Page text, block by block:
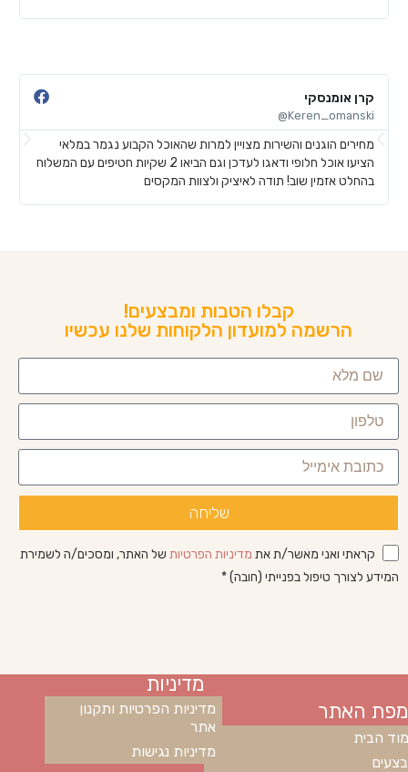
קרן אומנסקי
Keren_omanski@
מחירים הוגנים והשירות מצויין למרות שהאוכל הקבוע נגמר במלאי
הציעו אוכל חלופי ודאגו לעדכן וגם הביאו 2 שקיות חטיפים עם המשלוח
בהחלט אזמין שוב! תודה לאיציק ולצוות המקסים
קבלו הטבות ומבצעים!
הרשמה למועדון הלקוחות שלנו עכשיו
שליחה
קראתי ואני מאשר/ת את מדיניות הפרטיות של האתר, ומסכים/ה לשמירת
המידע לצורך טיפול בפנייתי (חובה) *
מפת האתר
הבית
מדיניות
מדיניות הפרטיות ותקנון
אתר
מדיניות נגישות